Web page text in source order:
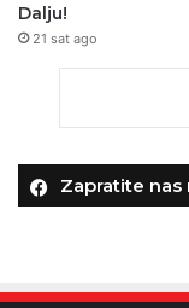
Dalju!
21 sat ago
Zapratite nas